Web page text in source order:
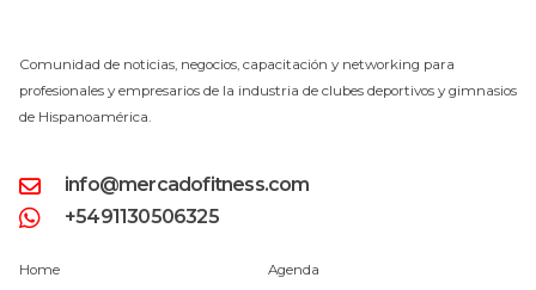
Comunidad de noticias, negocios, capacitación y networking para
profesionales y empresarios de la industria de clubes deportivos y gimnasios
de Hispanoamérica.
info@mercadofitness.com
+5491130506325
Home
Agenda